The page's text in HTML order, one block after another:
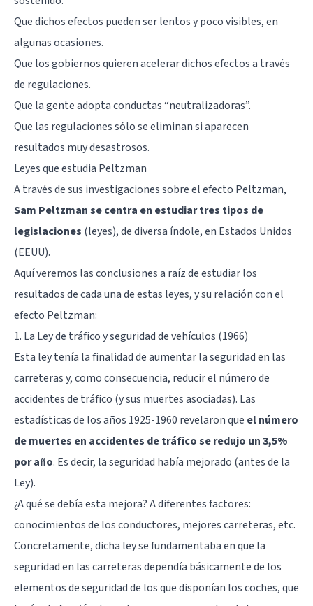
Que dichos efectos pueden ser lentos y poco visibles, en
algunas ocasiones.
Que los gobiernos quieren acelerar dichos efectos a través
de regulaciones.
Que la gente adopta conductas “neutralizadoras”.
Que las regulaciones sólo se eliminan si aparecen
resultados muy desastrosos.
Leyes que estudia Peltzman
A través de sus investigaciones sobre el efecto Peltzman,
Sam Peltzman se centra en estudiar tres tipos de
legislaciones (leyes), de diversa índole, en Estados Unidos
(EEUU).
Aquí veremos las conclusiones a raíz de estudiar los
resultados de cada una de estas leyes, y su relación con el
efecto Peltzman:
1. La Ley de tráfico y seguridad de vehículos (1966)
Esta ley tenía la finalidad de aumentar la seguridad en las
carreteras y, como consecuencia, reducir el número de
accidentes de tráfico (y sus muertes asociadas). Las
estadísticas de los años 1925-1960 revelaron que el número
de muertes en accidentes de tráfico se redujo un 3,5%
por año. Es decir, la seguridad había mejorado (antes de la
Ley).
¿A qué se debía esta mejora? A diferentes factores:
conocimientos de los conductores, mejores carreteras, etc.
Concretamente, dicha ley se fundamentaba en que la
seguridad en las carreteras dependía básicamente de los
elementos de seguridad de los que disponían los coches, que